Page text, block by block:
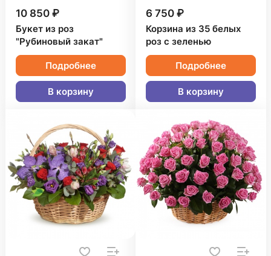
10 850 ₽
Букет из роз
"Рубиновый закат"
Подробнее
В корзину
6 750 ₽
Корзина из 35 белых
роз с зеленью
Подробнее
В корзину